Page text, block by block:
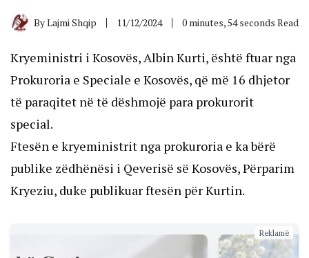
ByLajmi Shqip 11/12/2024 0 minutes, 54 seconds Read
Kryeministri i Kosovës, Albin Kurti, është ftuar nga
Prokuroria e Speciale e Kosovës, që më 16 dhjetor
të paraqitet në të dëshmojë para prokurorit
special.
Ftesën e kryeministrit nga prokuroria e ka bërë
publike zëdhënësi i Qeverisë së Kosovës, Përparim
Kryeziu, duke publikuar ftesën për Kurtin.
Reklamë